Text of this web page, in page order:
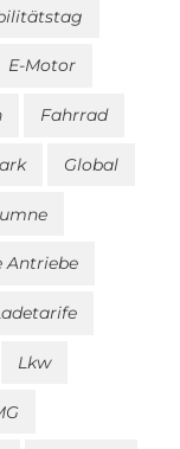
E-Motor
Fahrrad
Global
Antriebe
Lkw